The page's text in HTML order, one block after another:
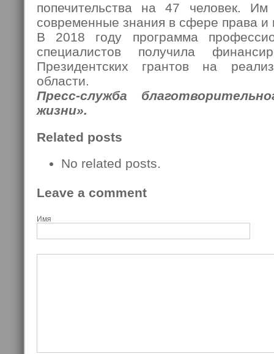
попечительства на 47 человек. Им
современные знания в сфере права и
В 2018 году программа
специалистов получила
Президентских грантов на
области.
Пресс-служба
жизни».
Related posts
No related posts.
Leave a comment
Имя